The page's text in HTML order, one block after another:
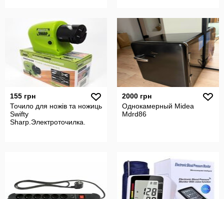
155 грн
Точило для ножів та ножиць
Swifty
Sharp.Электроточилка.
2000 грн
Однокамерный Midea
Mdrd86